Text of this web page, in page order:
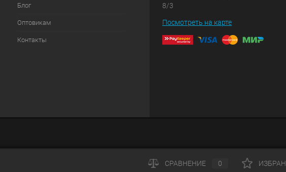
Блог
Оптовикам
Контакты
8/3
Посмотреть на карте
СРАВНЕНИЕ 0